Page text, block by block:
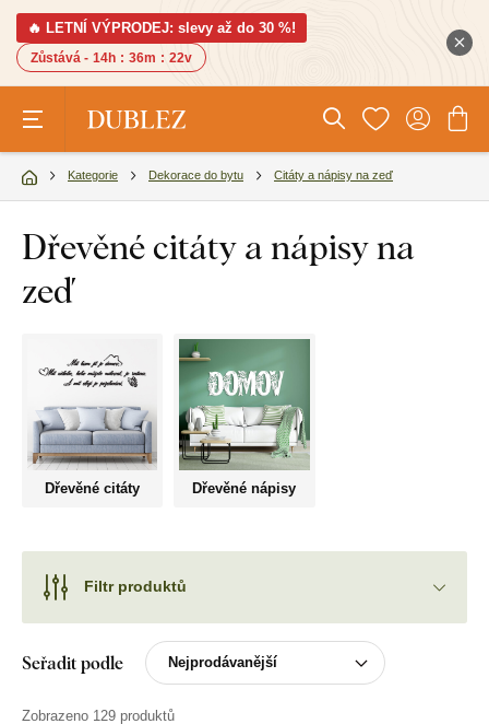
🔥 LETNÍ VÝPRODEJ: slevy až do 30 %!
Zůstává - 14h : 36m : 21v
Kategorie Dekorace do bytu Citáty a nápisy na zeď
Dřevěné citáty a nápisy na
zeď
Dřevěné citáty Dřevěné nápisy
Filtr produktů
Seřadit podle
Zobrazeno 129 produktů